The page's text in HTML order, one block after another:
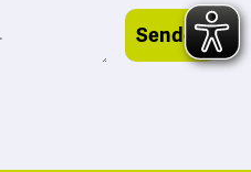
Senden